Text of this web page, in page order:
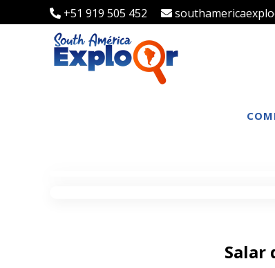
+51 919 505 452
Salar